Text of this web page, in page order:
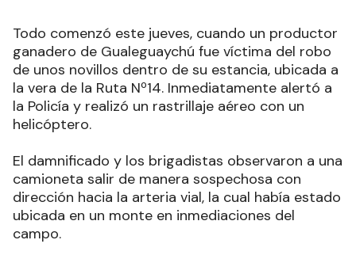
Todo comenzó este jueves, cuando un productor
ganadero de Gualeguaychú fue víctima del robo
de unos novillos dentro de su estancia, ubicada a
la vera de la Ruta Nº14. Inmediatamente alertó a
la Policía y realizó un rastrillaje aéreo con un
helicóptero.
El damnificado y los brigadistas observaron a una
camioneta salir de manera sospechosa con
dirección hacia la arteria vial, la cual había estado
ubicada en un monte en inmediaciones del
campo.